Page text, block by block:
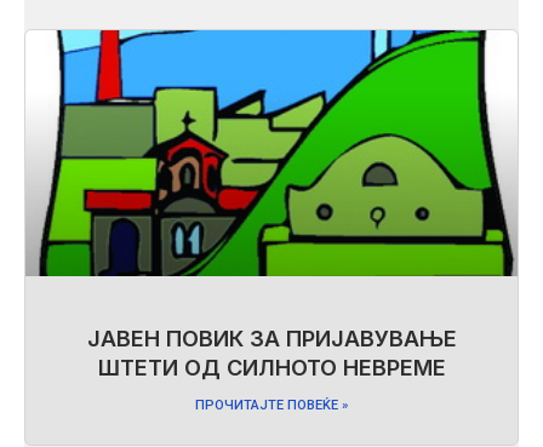
ЈАВЕН ПОВИК ЗА ПРИЈАВУВАЊЕ
ШТЕТИ ОД СИЛНОТО НЕВРЕМЕ
ПРОЧИТАЈТЕ ПОВЕЌЕ »